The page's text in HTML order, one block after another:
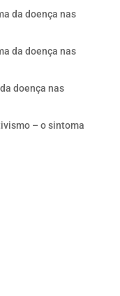
da doença nas
da doença nas
doença nas
– o sintoma